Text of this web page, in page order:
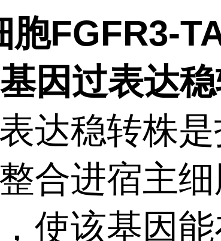
胞FGFR3-
因过表达稳
达稳转株是
合进宿主
使该基因